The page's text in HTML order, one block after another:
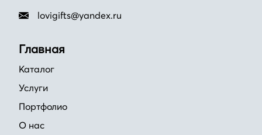
lovigifts@yandex.ru
Главная
Каталог
Услуги
Портфолио
О нас